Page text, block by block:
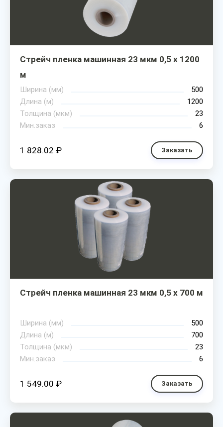
Стрейч пленка машинная 23 мкм 0,5 х 1200
м
Ширина (мм)
500
Длина (м)
1200
Толщина (мкм)
23
Мин.заказ
6
1 828.02 ₽ Заказать
Стрейч пленка машинная 23 мкм 0,5 х 700 м
Ширина (мм)
500
Длина (м)
700
Толщина (мкм)
23
Мин.заказ
6
1 549.00 ₽ Заказать